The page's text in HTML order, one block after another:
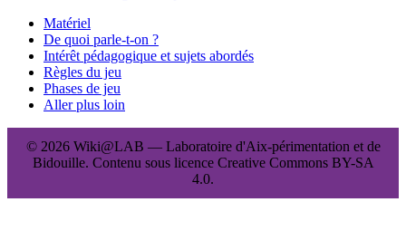
Matériel
De quoi parle-t-on ?
Intérêt pédagogique et sujets abordés
Règles du jeu
Phases de jeu
Aller plus loin
© 2026 Wiki@LAB — Laboratoire d'Aix-périmentation et de
Bidouille. Contenu sous licence Creative Commons BY-SA
4.0.